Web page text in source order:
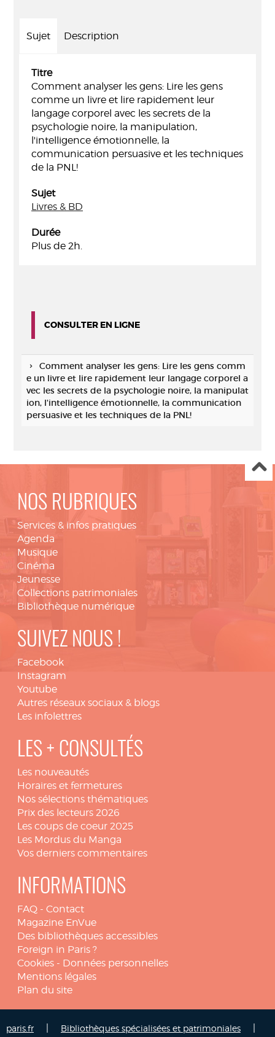
Sujet Description
Titre
Comment analyser les gens: Lire les gens
comme un livre et lire rapidement leur
langage corporel avec les secrets de la
psychologie noire, la manipulation,
l'intelligence émotionnelle, la
communication persuasive et les techniques
de la PNL!
Sujet
Livres & BD
Durée
Plus de 2h.
CONSULTER EN LIGNE
Comment analyser les gens: Lire les gens comm
e un livre et lire rapidement leur langage corporel a
vec les secrets de la psychologie noire, la manipulat
ion, l'intelligence émotionnelle, la communication
persuasive et les techniques de la PNL!
NOS RUBRIQUES
Services & infos pratiques
Agenda
Musique
Cinéma
Jeunesse
Collections patrimoniales
Bibliothèque numérique
SUIVEZ NOUS !
Facebook
Instagram
Youtube
Autres réseaux sociaux & blogs
Les infolettres
LES + CONSULTÉS
Les nouveautés
Horaires et fermetures
Nos sélections thématiques
Prix des lecteurs 2026
Les coups de coeur 2025
Les Mordus du Manga
Vos derniers commentaires
INFORMATIONS
FAQ - Contact
Magazine EnVue
Des bibliothèques accessibles
Foreign in Paris ?
Cookies - Données personnelles
Mentions légales
Plan du site
paris.fr Bibliothèques spécialisées et patrimoniales